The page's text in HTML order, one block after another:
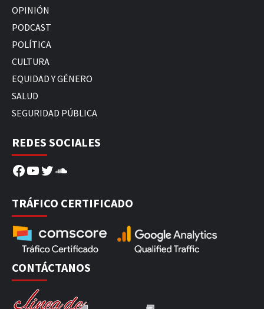
OPINIÓN
PODCAST
POLÍTICA
CULTURA
EQUIDAD Y GÉNERO
SALUD
SEGURIDAD PÚBLICA
REDES SOCIALES
Facebook
YouTube
Twitter
SoundCloud
TRÁFICO CERTIFICADO
CONTÁCTANOS